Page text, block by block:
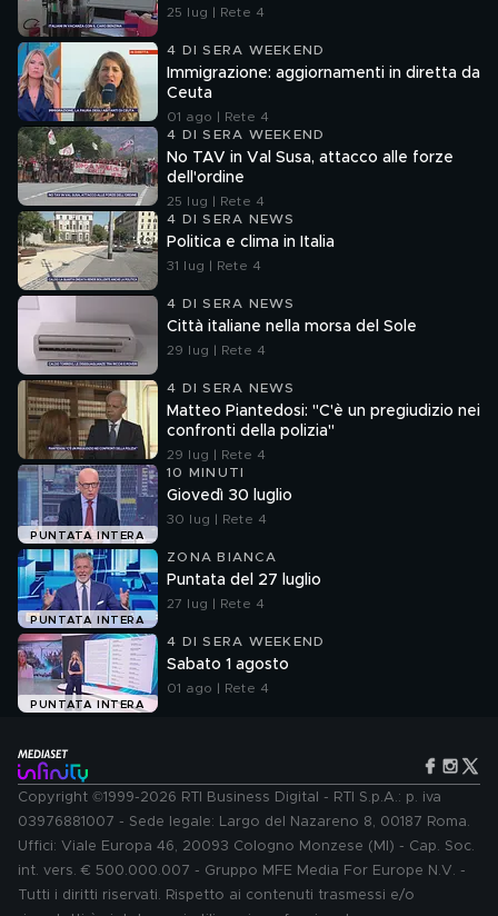
25 lug | Rete 4
4 DI SERA WEEKEND
Immigrazione: aggiornamenti in diretta da
Ceuta
01 ago | Rete 4
4 DI SERA WEEKEND
No TAV in Val Susa, attacco alle forze
dell'ordine
25 lug | Rete 4
4 DI SERA NEWS
Politica e clima in Italia
31 lug | Rete 4
4 DI SERA NEWS
Città italiane nella morsa del Sole
29 lug | Rete 4
4 DI SERA NEWS
Matteo Piantedosi: "C'è un pregiudizio nei
confronti della polizia"
29 lug | Rete 4
PUNTATA INTERA
10 MINUTI
Giovedì 30 luglio
30 lug | Rete 4
PUNTATA INTERA
ZONA BIANCA
Puntata del 27 luglio
27 lug | Rete 4
PUNTATA INTERA
4 DI SERA WEEKEND
Sabato 1 agosto
01 ago | Rete 4
Copyright ©1999-2026 RTI Business Digital - RTI S.p.A.: p. iva
03976881007 - Sede legale: Largo del Nazareno 8, 00187 Roma.
Uffici: Viale Europa 46, 20093 Cologno Monzese (MI) - Cap. Soc.
int. vers. € 500.000.007 - Gruppo MFE Media For Europe N.V. -
Tutti i diritti riservati. Rispetto ai contenuti trasmessi e/o